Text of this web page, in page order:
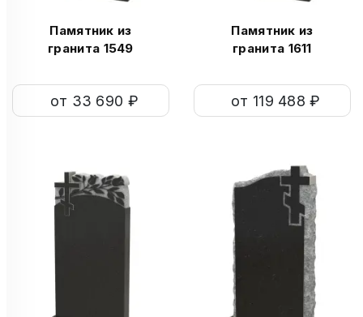
Памятник из
гранита 1549
от 33 690 ₽
Памятник из
гранита 1611
от 119 488 ₽